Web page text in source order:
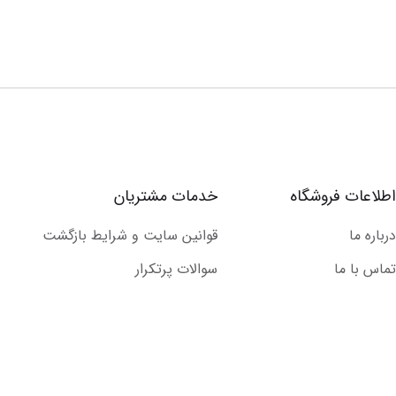
اطلاعات فروشگاه
درباره ما
تماس با ما
خدمات مشتریان
قوانین سایت و شرایط بازگشت
سوالات پرتکرار